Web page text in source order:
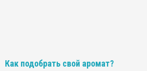
Как подобрать свой аромат?